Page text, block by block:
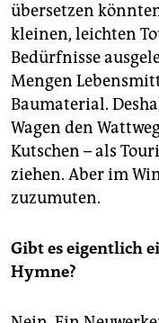
übersetzen
kleinen, leichten
Bedürfnisse
Mengen
Baumaterial.
Wagen den
Kutschen – als
ziehen. Aber im
zuzumuten.
Gibt es eigentlich
Hymne?